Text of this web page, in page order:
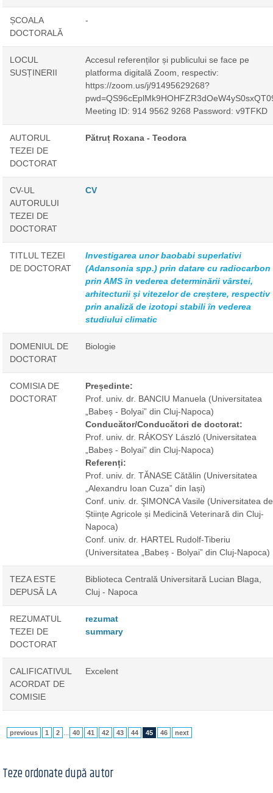
ȘCOALA
DOCTORALĂ
-
LOCUL
SUSȚINERII
Accesul referenților și publicului se face pe
platforma digitală Zoom, respectiv:
https://zoom.us/j/91495629268?
Meeting ID: 914 9562 9268 Password: v9TFKD
AUTORUL
TEZEI DE
DOCTORAT
Pătruț Roxana - Teodora
CV-UL
AUTORULUI
TEZEI DE
DOCTORAT
CV
TITLUL TEZEI
DE DOCTORAT
Investigarea unor baobabi superlativi
(Adansonia spp.) prin datare cu radiocarbon
prin AMS în vederea determinării vârstei,
arhitecturii și vitezelor de creștere, respectiv
prin analiză de izotopi stabili în vederea
studiului climatic
DOMENIUL DE
DOCTORAT
Biologie
COMISIA DE
DOCTORAT
Președinte:
Prof. univ. dr. BANCIU Manuela (Universitatea
„Babeș - Bolyai” din Cluj-Napoca)
Conducător/Conducători de doctorat:
Prof. univ. dr. RÁKOSY László (Universitatea
„Babeș - Bolyai” din Cluj-Napoca)
Referenți:
Prof. univ. dr. TĂNASE Cătălin (Universitatea
„Alexandru Ioan Cuza” din Iași)
Conf. univ. dr. ŞIMONCA Vasile (Universitatea de
Științe Agricole și Medicină Veterinară din Cluj-
Napoca)
Conf. univ. dr. HARTEL Rudolf-Tiberiu
(Universitatea „Babeș - Bolyai” din Cluj-Napoca)
TEZA ESTE
DEPUSĂ LA
Biblioteca Centrală Universitară Lucian Blaga,
Cluj - Napoca
REZUMATUL
TEZEI DE
DOCTORAT
rezumat
summary
CALIFICATIVUL
ACORDAT DE
COMISIE
Excelent
previous 1 2 40 41 42 43 44 45 46 next
Teze ordonate după autor